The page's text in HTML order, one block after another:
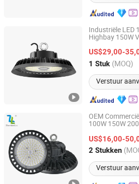
Industriële LED
Highbay 150W
US$29,00-
1 Stuk (MOQ)
Verstuur
Shenzhen BBier Lighting Co., Ltd.
Guangdong, China Sinds
OEM
100W 150W
US$16,00-
2 Stukken
Verstuur
Zhongshan Zenlea Lighting
Guangdong, China Sinds